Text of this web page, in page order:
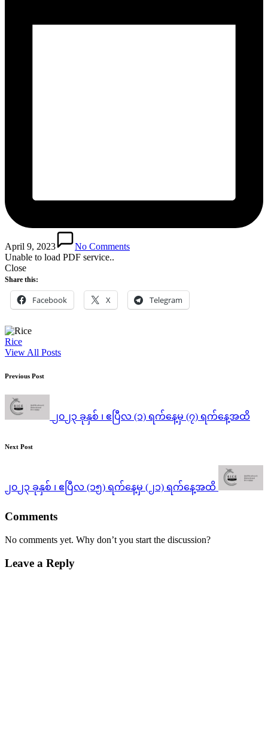
April 9, 2023
No Comments
Unable to load PDF service..
Close
Share this:
Facebook X Telegram
Rice
View All Posts
Post
navigation
Previous Post
၂၀၂၃ ခုနှစ် ၊ ဧပြီလ (၁) ရက်နေ့မှ (၇) ရက်‌နေ့အထိ
Next Post
၂၀၂၃ ခုနှစ် ၊ ဧပြီလ (၁၅) ရက်နေ့မှ (၂၁) ရက်‌နေ့အထိ
Comments
No comments yet. Why don’t you start the discussion?
Leave a Reply